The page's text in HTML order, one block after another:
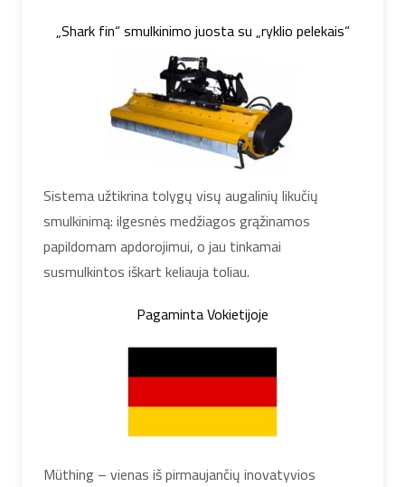
„Shark fin“ smulkinimo juosta su „ryklio pelekais“
Sistema užtikrina tolygų visų augalinių likučių
smulkinimą: ilgesnės medžiagos grąžinamos
papildomam apdorojimui, o jau tinkamai
susmulkintos iškart keliauja toliau.
Pagaminta Vokietijoje
Müthing – vienas iš pirmaujančių inovatyvios